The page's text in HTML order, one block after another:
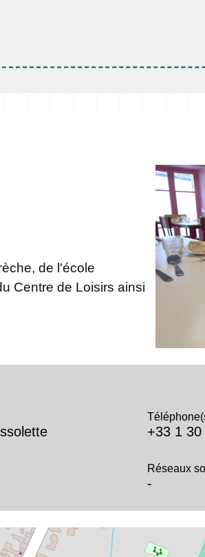
de l'école
Centre de Loisirs ainsi
+33 1
Réseaux
-